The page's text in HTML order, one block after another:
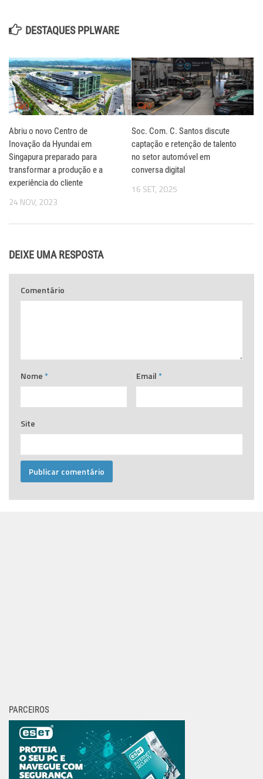
DESTAQUES PPLWARE
0
Abriu o novo Centro de
Inovação da Hyundai em
Singapura preparado para
transformar a produção e a
experiência do cliente
24 NOV, 2023
0
Soc. Com. C. Santos discute
captação e retenção de talento
no setor automóvel em
conversa digital
16 SET, 2025
DEIXE UMA RESPOSTA
Comentário
Nome * Email *
Site
PARCEIROS